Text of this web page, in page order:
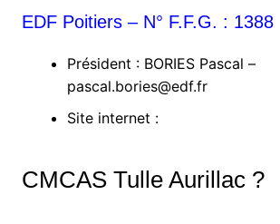
EDF Poitiers – N° F.F.G. : 1388
Président : BORIES Pascal –
pascal.bories@edf.fr
Site internet :
CMCAS Tulle Aurillac ?